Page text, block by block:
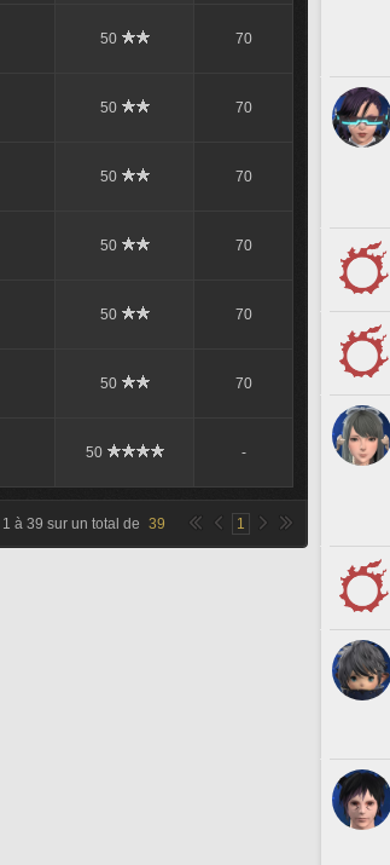
50 70
50 70
50 70
50 70
50 70
50 70
50 -
1 à 39 sur un total de 39 1